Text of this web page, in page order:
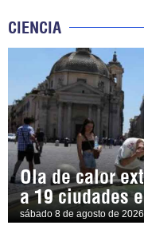
CIENCIA
Ola de calor
a 19 ciudades
sábado 8 de agosto de